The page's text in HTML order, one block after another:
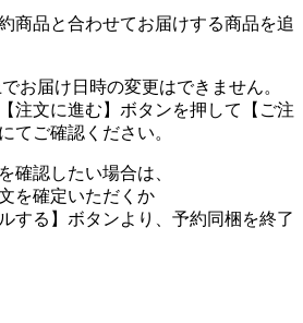
商品と合わせてお届けする商品を追
お届け日時の変更はできません。
注文に進む】ボタンを押して【ご注
てご確認ください。
確認したい場合は、
を確定いただくか
する】ボタンより、予約同梱を終了